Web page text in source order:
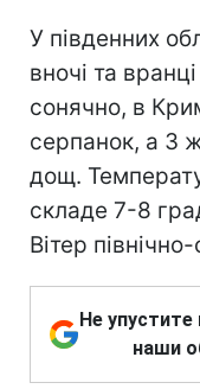
У південних
вночі та
сонячно, в
серпанок, а 3
дощ.
складе 7-8
Вітер
Не
наши